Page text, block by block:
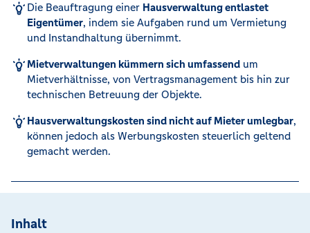
Die Beauftragung einer Hausverwaltung entlastet
Eigentümer, indem sie Aufgaben rund um Vermietung
und Instandhaltung übernimmt.
Mietverwaltungen kümmern sich umfassendum
Mietverhältnisse, von Vertragsmanagement bis hin zur
technischen Betreuung der Objekte.
Hausverwaltungskosten sind nicht auf Mieter umlegbar,
können jedoch als Werbungskosten steuerlich geltend
gemacht werden.
Inhalt